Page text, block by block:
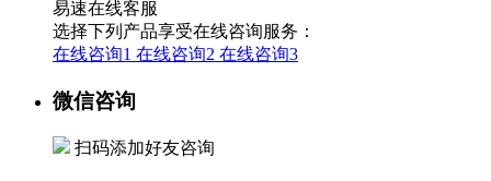
易速在线客服
选择下列产品享受在线咨询服务：
在线咨询1 在线咨询2 在线咨询3
微信咨询
扫码添加好友咨询